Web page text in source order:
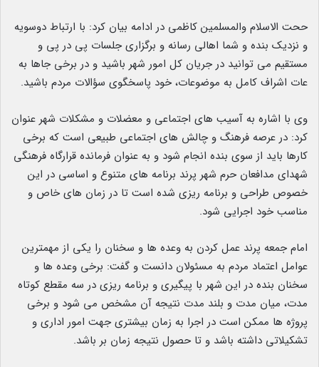
ححت الاسلام والمسلمین کاظمی در ادامه بیان کرد: با ارتباط دوسویه
و نزدیک بنده و شما اهالی رسانه و برگزاری جلسات پی در پی و
مستقیم می توانید در جریان کل امور شهر باشید و در برخی جاها به
عات اشراف کامل به موضوعات، خود پاسخگوی سؤالات مردم باشید.
وی با اشاره به آسیب های اجتماعی و معضلات و مشکلات شهر عنوان
کرد: در عرصه فرهنگ و چالش های اجتماعی طبیعی است که برخی
کارها باید از سوی بنده انجام شود و به عنوان فرمانده قرارگاه فرهنگی
شهدای مدافعان حرم شهر پرند برنامه های متنوع و اساسی در این
خصوص طراحی و برنامه ریزی شده است تا در زمان های خاص و
مناسب خود اجرایی شود.
امام جمعه پرند عمل کردن به وعده ها و سخنان را یکی از مهمترین
عوامل اعتماد مردم به مسئولان دانست و گفت: برخی وعده ها و
سخنان بنده در این شهر با پیگیری و برنامه ریزی در سه مقطع کوتاه
مدت، میان مدت و بلند مدت نتیجه آن مشخص می شود و برخی
پروژه ها ممکن است در اجرا به زمان بیشتری جهت امور اداری و
تشکیلاتی داشته باشد و تا حصول نتیجه زمان بر باشد.